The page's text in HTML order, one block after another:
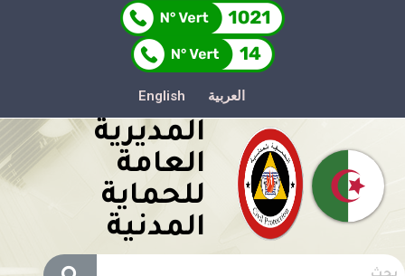
العربية English
المديرية
العامة
للحماية
المدنية